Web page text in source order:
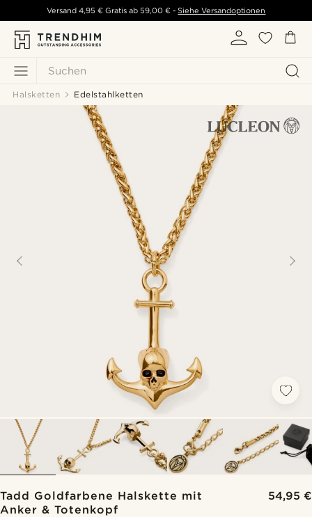
Suchen
Versand 4,95 € Gratis ab 59,00 € - Siehe Versandoptionen
Halsketten Edelstahlketten
Tadd Goldfarbene Halskette mit
Anker & Totenkopf
54,95 €